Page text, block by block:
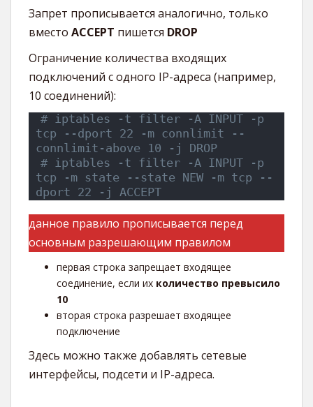
Запрет прописывается аналогично, только
вместо ACCEPT пишется DROP
Ограничение количества входящих
подключений с одного IP-адреса (например,
10 соединений):
# iptables -t filter -A INPUT -p
tcp --dport 22 -m connlimit --
connlimit-above 10 -j DROP
# iptables -t filter -A INPUT -p
tcp -m state --state NEW -m tcp --
dport 22 -j ACCEPT
данное правило прописывается перед
основным разрешающим правилом
первая строка запрещает входящее
соединение, если их количество превысило
10
вторая строка разрешает входящее
подключение
Здесь можно также добавлять сетевые
интерфейсы, подсети и IP-адреса.